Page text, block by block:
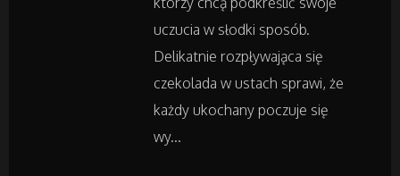
Chemia
Inne Sklepy
uczucia w słodki sposób.
Delikatnie rozpływająca się
czekolada w ustach sprawi, że
każdy ukochany poczuje się
wy...